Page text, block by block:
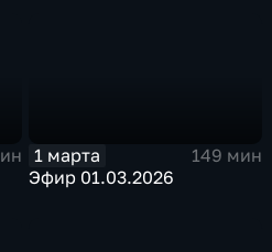
1 марта
149 мин
Эфир 01.03.2026